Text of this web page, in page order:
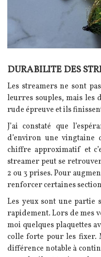
Texte
DURABILITE DES
Les streamers ne sont
leurres souples, mais les
rude épreuve et ils
J’ai constaté que
d’environ une vingtaine
chiffre approximatif et
streamer peut se
2 ou 3 prises.Pour
renforcer certaines
Les yeux sont une partie
rapidement. Lors de mes
moi quelques plaquettes
colle forte pour les fixer.
différence notable à